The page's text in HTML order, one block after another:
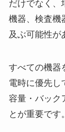
だけでなく、
機器、検査機
及ぶ可能性が
すべての機器
電時に優先し
容量・バック
とが重要です。